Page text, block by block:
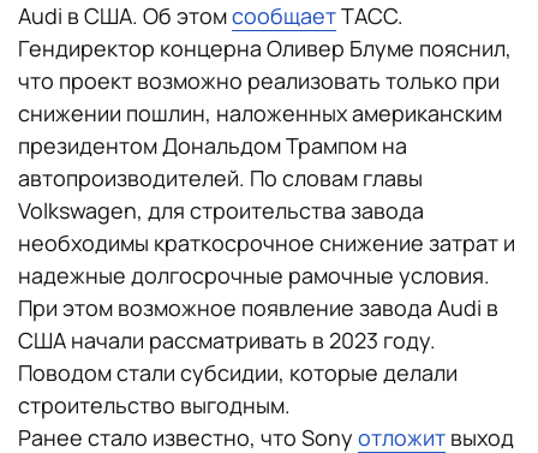
Audi в США. Об этомсообщаетТАСС.
Гендиректор концерна Оливер Блуме пояснил,
что проект возможно реализовать только при
снижении пошлин, наложенных американским
президентом Дональдом Трампом на
автопроизводителей. По словам главы
Volkswagen, для строительства завода
необходимы краткосрочное снижение затрат и
надежные долгосрочные рамочные условия.
При этом возможное появление завода Audi в
США начали рассматривать в 2023 году.
Поводом стали субсидии, которые делали
строительство выгодным.
Ранее стало известно, что Sony отложит выход